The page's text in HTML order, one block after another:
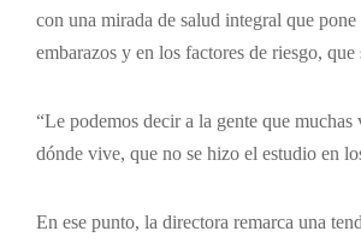
con una mirada de salud integral que
embarazos y en los factores de riesgo,
“Le podemos decir a la gente que
dónde vive, que no se hizo el estudio en
En ese punto, la directora remarca una